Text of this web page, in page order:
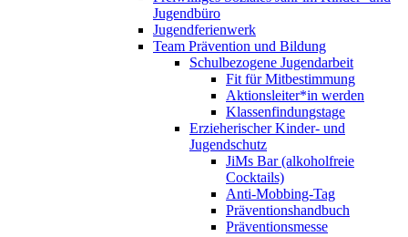
Jugendbüro
Jugendferienwerk
Team Prävention und Bildung
Schulbezogene Jugendarbeit
Fit für Mitbestimmung
Aktionsleiter*in werden
Klassenfindungstage
Erzieherischer Kinder- und
Jugendschutz
JiMs Bar (alkoholfreie
Cocktails)
Anti-Mobbing-Tag
Präventionshandbuch
Präventionsmesse